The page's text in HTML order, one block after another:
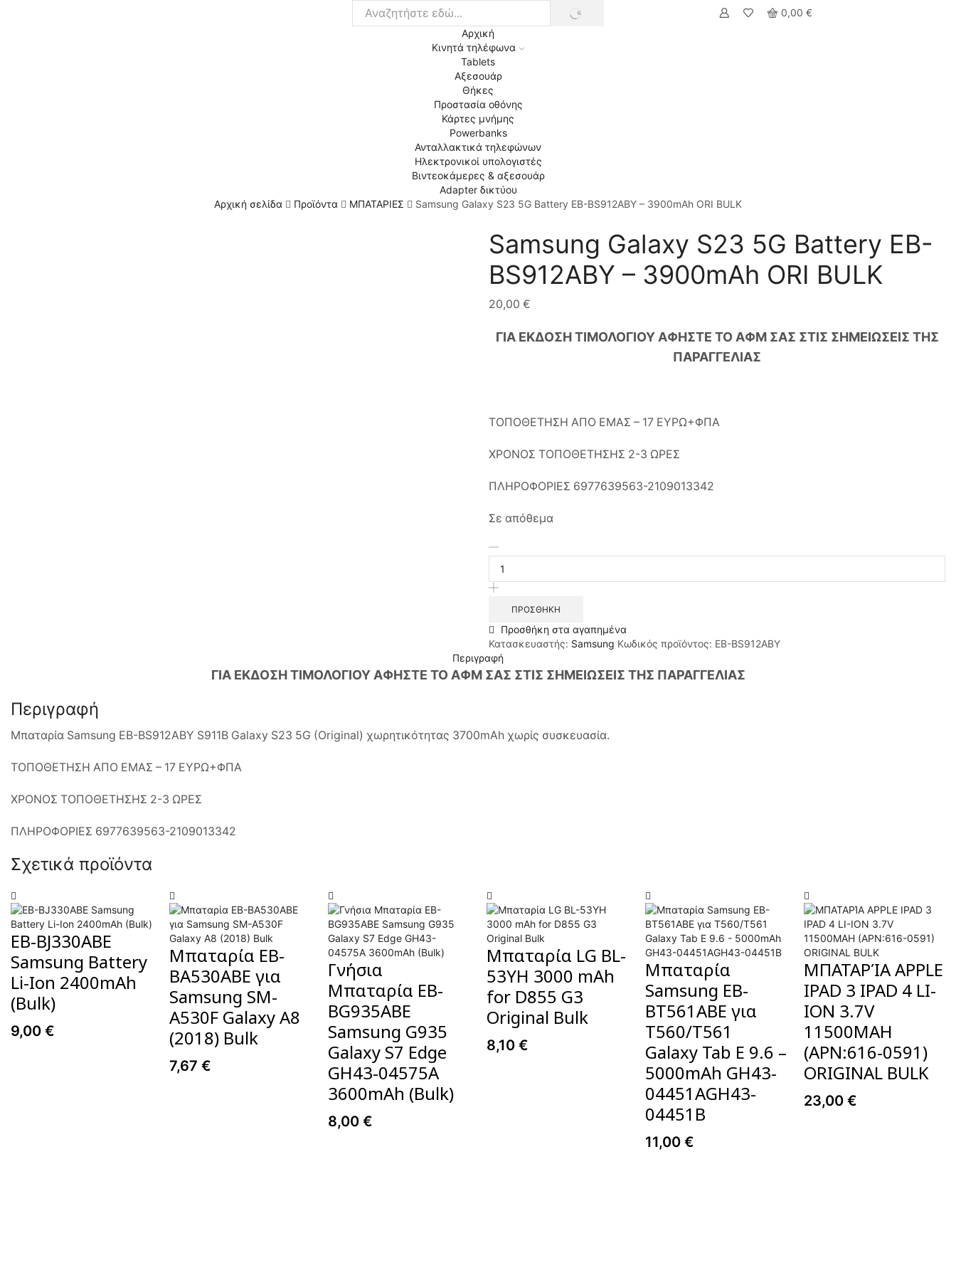
Search
ΑΝΑΖΉΤΗΣΗ 0,00 €
Αρχική
Κινητά τηλέφωνα
Tablets
Αξεσουάρ
Θήκες
Προστασία οθόνης
Κάρτες μνήμης
Powerbanks
Ανταλλακτικά τηλεφώνων
Ηλεκτρονικοί υπολογιστές
Βιντεοκάμερες & αξεσουάρ
Adapter δικτύου
Αρχική σελίδα
Προϊόντα ΜΠΑΤΑΡΙΕΣ Samsung Galaxy S23 5G Battery EB-BS912ABY – 3900mAh ORI BULK
Samsung Galaxy S23 5G Battery EB-
BS912ABY – 3900mAh ORI BULK
20,00 €
ΓΙΑ ΕΚΔΟΣΗ ΤΙΜΟΛΟΓΙΟΥ ΑΦΗΣΤΕ ΤΟ ΑΦΜ ΣΑΣ ΣΤΙΣ ΣΗΜΕΙΩΣΕΙΣ ΤΗΣ
ΠΑΡΑΓΓΕΛΙΑΣ
ΤΟΠΟΘΕΤΗΣΗ ΑΠΟ ΕΜΑΣ – 17 ΕΥΡΩ+ΦΠΑ
ΧΡΟΝΟΣ ΤΟΠΟΘΕΤΗΣΗΣ 2-3 ΩΡΕΣ
ΠΛΗΡΟΦΟΡΙΕΣ 6977639563-2109013342
Σε απόθεμα
Galaxy
S23
Battery
BS912ABY
-
3900mAh
ORI
ΠΡΟΣΘΉΚΗ
Προσθήκη στα αγαπημένα
Κατασκευαστής: Samsung Κωδικός προϊόντος: EB-BS912ABY
Περιγραφή
ΓΙΑ ΕΚΔΟΣΗ ΤΙΜΟΛΟΓΙΟΥ ΑΦΗΣΤΕ ΤΟ ΑΦΜ ΣΑΣ ΣΤΙΣ ΣΗΜΕΙΩΣΕΙΣ ΤΗΣ ΠΑΡΑΓΓΕΛΙΑΣ
Περιγραφή
Μπαταρία Samsung EB-BS912ABY S911B Galaxy S23 5G (Original) χωρητικότητας 3700mAh χωρίς συσκευασία.
ΤΟΠΟΘΕΤΗΣΗ ΑΠΟ ΕΜΑΣ – 17 ΕΥΡΩ+ΦΠΑ
ΧΡΟΝΟΣ ΤΟΠΟΘΕΤΗΣΗΣ 2-3 ΩΡΕΣ
ΠΛΗΡΟΦΟΡΙΕΣ 6977639563-2109013342
Σχετικά προϊόντα
EB-BJ330ABE
Samsung Battery
Li-Ion 2400mAh
(Bulk)
9,00 €
Μπαταρία EB-
BA530ABE για
Samsung SM-
A530F Galaxy A8
(2018) Bulk
7,67 €
Γνήσια
Μπαταρία EB-
BG935ABE
Samsung G935
Galaxy S7 Edge
GH43-04575A
3600mAh (Bulk)
8,00 €
Μπαταρία LG BL-
53YH 3000 mAh
for D855 G3
Original Bulk
8,10 €
Μπαταρία
Samsung EB-
BT561ABE για
T560/T561
Galaxy Tab E 9.6 –
5000mAh GH43-
04451AGH43-
04451B
11,00 €
ΜΠΑΤΑΡΊΑ APPLE
IPAD 3 IPAD 4 LI-
ION 3.7V
11500MAH
(APN:616-0591)
ORIGINAL BULK
23,00 €